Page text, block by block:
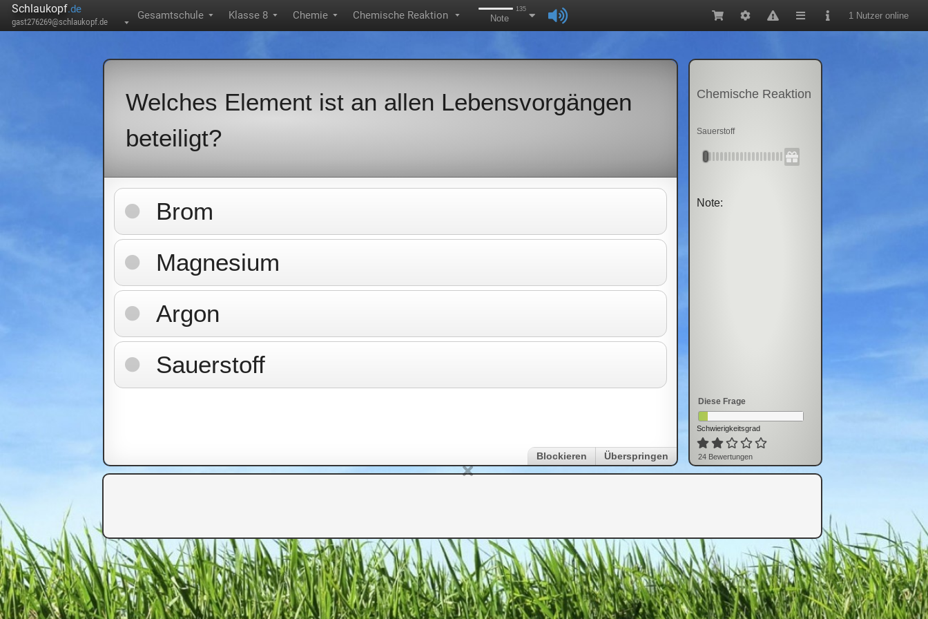
Schlaukopf.de
gast276269@schlaukopf.de ▼
Gesamtschule ▼ Klasse 8 ▼ Chemie ▼ Chemische Reaktion ▼
135
Note 1 Nutzer online
Welches Element ist an allen Lebensvorgängen
beteiligt?
Brom
Magnesium
Argon
Sauerstoff
Blockieren Überspringen
Chemische Reaktion
Sauerstoff
Note:
Diese Frage
Schwierigkeitsgrad
24 Bewertungen